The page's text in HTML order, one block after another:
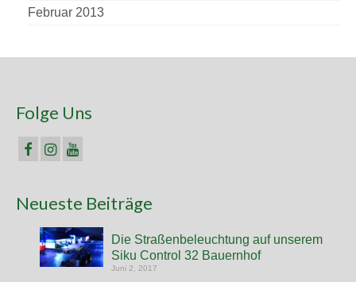
Februar 2013
Folge Uns
Neueste Beiträge
Die Straßenbeleuchtung auf unserem
Siku Control 32 Bauernhof
Juni 2, 2017